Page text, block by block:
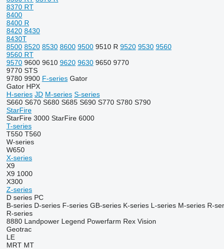
8370 RT
8400
8400 R
8420 8430
8430T
8500 8520 8530 8600 9500 9510 R 9520 9530 9560
9560 RT
9570 9600 9610 9620 9630 9650 9770
9770 STS
9780 9900 F-series Gator
Gator HPX
H-series JD M-series S-series
S660 S670 S680 S685 S690 S770 S780 S790
StarFire
StarFire 3000 StarFire 6000
T-series
T550 T560
W-series
W650
X-series
X9
X9 1000
X300
Z-series
D series PC
B-series D-series F-series GB-series K-series L-series M-series R-
R-series
8880 Landpower Legend Powerfarm Rex Vision
Geotrac
LE
MRT MT